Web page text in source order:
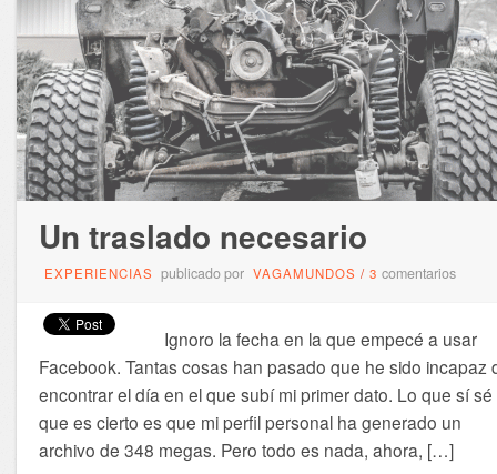
Un traslado necesario
EXPERIENCIAS publicado por VAGAMUNDOS / 3 comentarios
Ignoro la fecha en la que empecé a usar
Facebook. Tantas cosas han pasado que he sido incapaz
encontrar el día en el que subí mi primer dato. Lo que sí sé
que es cierto es que mi perfil personal ha generado un
archivo de 348 megas. Pero todo es nada, ahora, […]